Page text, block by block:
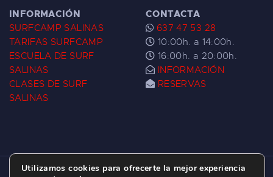
INFORMACIÓN
SURFCAMP SALINAS
TARIFAS SURFCAMP
ESCUELA DE SURF
SALINAS
CLASES DE SURF
SALINAS
CONTACTA
637 47 53 28
10:00h. a 14:00h.
16:00h. a 20:00h.
INFORMACIÓN
RESERVAS
Utilizamos cookies para ofrecerte la mejor experiencia